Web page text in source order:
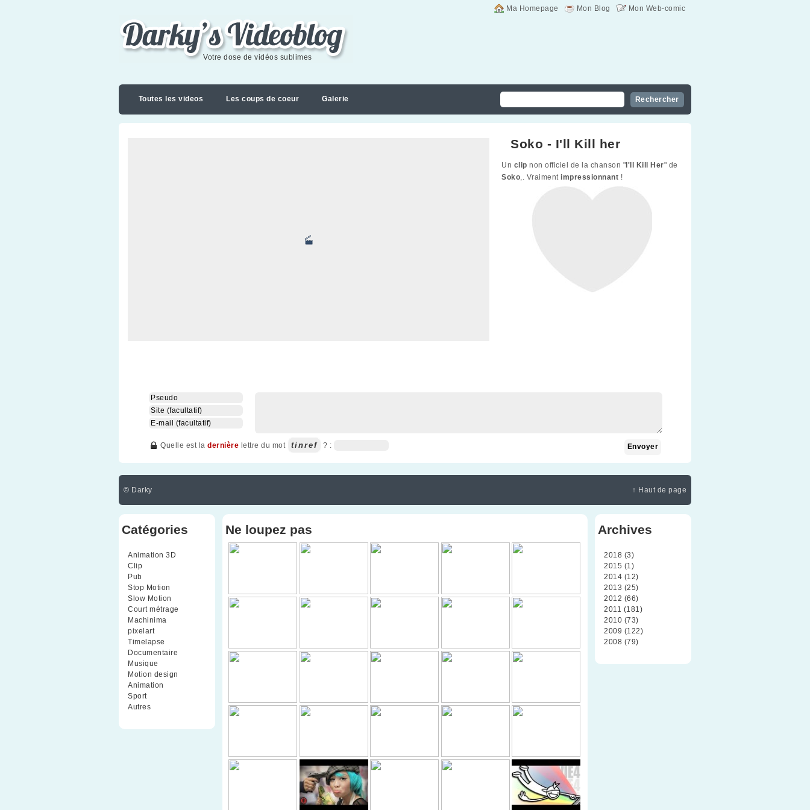
Mon Web-comic
Mon Blog
Ma Homepage
Darky's videoblog
Votre dose de vidéos sublimes
Toutes les videos Les coups de coeur Galerie
Soko - I'll Kill her
Un clip non officiel de la chanson " I'll Kill Her" de
Soko,. Vraiment impressionnant !
Quelle est la dernière lettre du mot tinref ? :
© Darky ↑ Haut de page
Catégories
Animation 3D
Clip
Pub
Stop Motion
Slow Motion
Court métrage
Machinima
pixelart(10)
Timelapse
Documentaire
Musique
Motion design
Animation
Sport(2)
Autres
Ne loupez pas Archives
2018 (3)
2015 (1)
2014 (12)
2013 (25)
2012 (66)
2011 (181)
2010 (73)
2009 (122)
2008 (79)